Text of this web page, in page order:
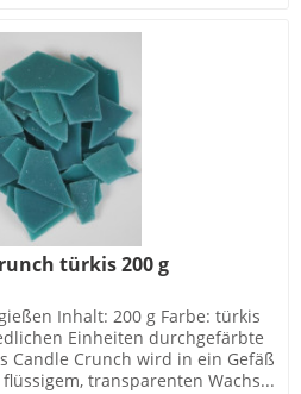
türkis 200 g
Inhalt: 200 g Farbe: türkis
Einheiten durchgefärbte
Candle Crunch wird in ein Gefäß
transparenten Wachs...